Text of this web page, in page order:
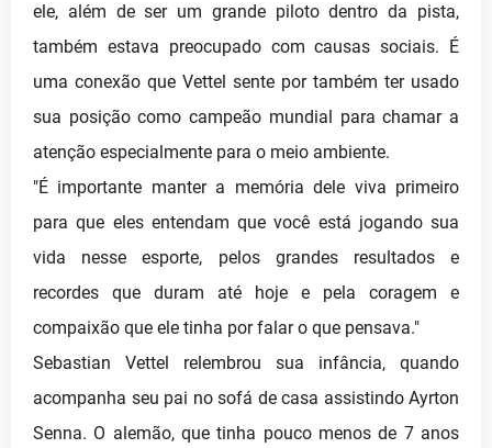
ele, além de ser um grande piloto dentro da pista,
também estava preocupado com causas sociais. É
uma conexão que Vettel sente por também ter usado
sua posição como campeão mundial para chamar a
atenção especialmente para o meio ambiente.
"É importante manter a memória dele viva primeiro
para que eles entendam que você está jogando sua
vida nesse esporte, pelos grandes resultados e
recordes que duram até hoje e pela coragem e
compaixão que ele tinha por falar o que pensava."
Sebastian Vettel relembrou sua infância, quando
acompanha seu pai no sofá de casa assistindo Ayrton
Senna. O alemão, que tinha pouco menos de 7 anos